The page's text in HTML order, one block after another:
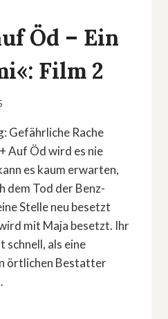
Öd – Ein
Film 2
Gefährliche Rache
Auf Öd wird es nie
es kaum erwarten,
dem Tod der Benz-
Stelle neu besetzt
mit Maja besetzt. Ihr
schnell, als eine
örtlichen Bestatter